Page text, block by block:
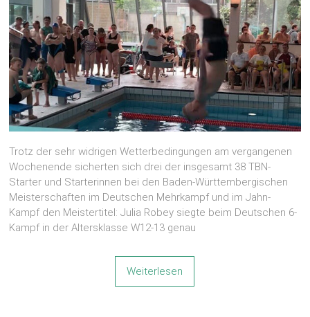
Trotz der sehr widrigen Wetterbedingungen am vergangenen
Wochenende sicherten sich drei der insgesamt 38 TBN-
Starter und Starterinnen bei den Baden-Württembergischen
Meisterschaften im Deutschen Mehrkampf und im Jahn-
Kampf den Meistertitel: Julia Robey siegte beim Deutschen 6-
Kampf in der Altersklasse W12-13 genau
Weiterlesen